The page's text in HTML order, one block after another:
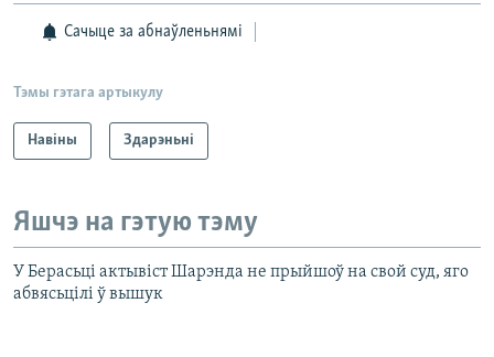
Сачыце за абнаўленьнямі
Тэмы гэтага артыкулу
Навіны Здарэньні
Яшчэ на гэтую тэму
У Берасьці актывіст Шарэнда не прыйшоў на свой суд, яго
абвясьцілі ў вышук